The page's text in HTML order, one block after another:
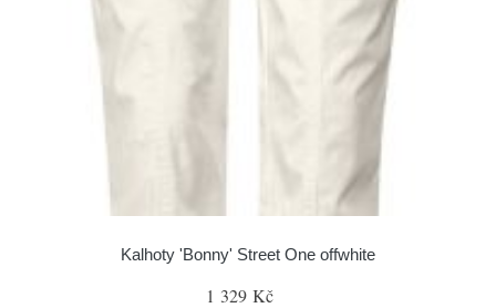
Kalhoty 'Bonny' Street One offwhite
1 329 Kč